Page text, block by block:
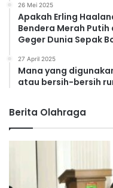
26 Mei 2025
Apakah Erling
Bendera Merah
Geger Dunia Sepak
27 April 2025
Mana yang
atau bersih-bersih
Berita Olahraga